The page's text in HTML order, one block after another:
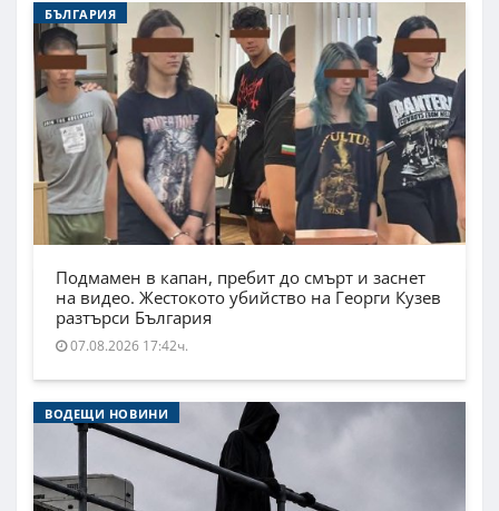
БЪЛГАРИЯ
Подмамен в капан, пребит до смърт и заснет
на видео. Жестокото убийство на Георги Кузев
разтърси България
07.08.2026 17:42ч.
ВОДЕЩИ НОВИНИ